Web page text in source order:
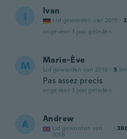
I Ivan
Lid geworden van 2019 ·
ongeveer 3 jaar geleden
M Marie-Ève
Lid geworden van 2018 · 5
Pas assez precis
ongeveer 3 jaar geleden
A Andrew
Lid geworden van
2018
·